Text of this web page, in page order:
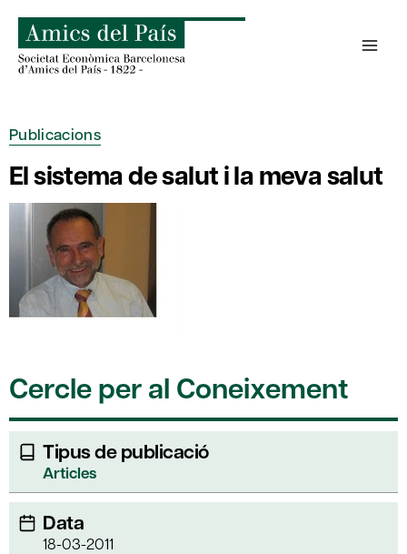
content
Publicacions
El sistema de salut i la meva salut
Cercle per al Coneixement
Tipus de publicació
Articles
Data
18-03-2011